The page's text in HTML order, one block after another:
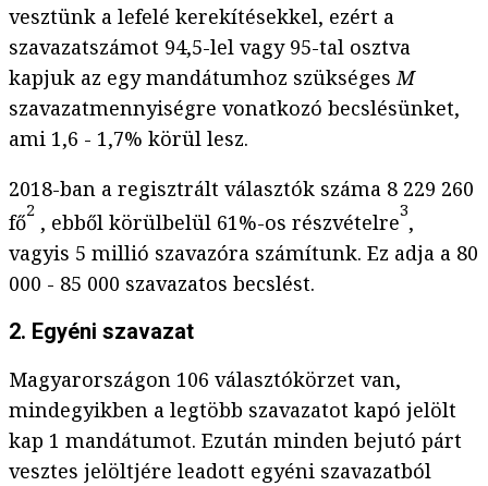
vesztünk a lefelé kerekítésekkel, ezért a
szavazatszámot 94,5-lel vagy 95-tal osztva
kapjuk az egy mandátumhoz szükséges M
szavazatmennyiségre vonatkozó becslésünket,
ami 1,6 - 1,7% körül lesz.
2018-ban a regisztrált választók száma 8 229 260
fő2 , ebből körülbelül 61%-os részvételre3,
vagyis 5 millió szavazóra számítunk. Ez adja a 80
000 - 85 000 szavazatos becslést.
2. Egyéni szavazat
Magyarországon 106 választókörzet van,
mindegyikben a legtöbb szavazatot kapó jelölt
kap 1 mandátumot. Ezután minden bejutó párt
vesztes jelöltjére leadott egyéni szavazatból